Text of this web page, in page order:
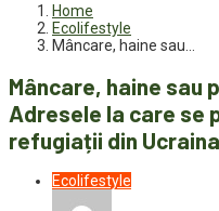
Home
Ecolifestyle
Mâncare, haine sau…
Mâncare, haine sau
Adresele la care se
refugiații din Ucraina
Ecolifestyle